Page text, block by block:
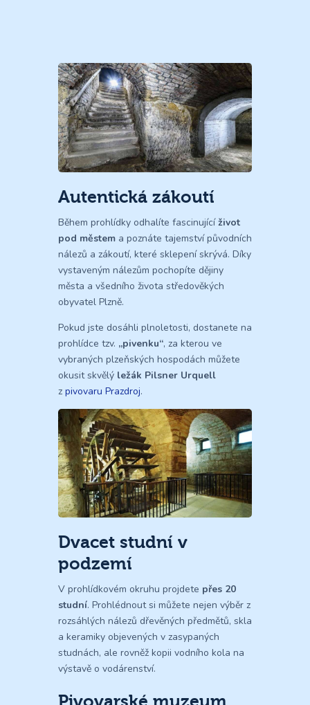
Autentická zákoutí
Během prohlídky odhalíte fascinujícíživot
pod městem a poznáte tajemství původních
nálezů a zákoutí, které sklepení skrývá. Díky
vystaveným nálezům pochopíte dějiny
města a všedního života středověkých
obyvatel Plzně.
Pokud jste dosáhli plnoletosti, dostanete na
prohlídce tzv. „pivenku“, za kterou ve
vybraných plzeňských hospodách můžete
okusit skvělý ležák Pilsner Urquell
z pivovaru Prazdroj.
Dvacet studní v
podzemí
V prohlídkovém okruhu projdete přes 20
studní. Prohlédnout si můžete nejen výběr z
rozsáhlých nálezů dřevěných předmětů, skla
a keramiky objevených v zasypaných
studnách, ale rovněž kopii vodního kola na
výstavě o vodárenství.